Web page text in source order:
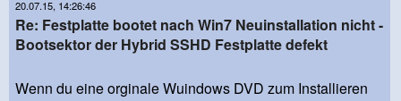
20.07.15, 14:26:46
Re: Festplatte bootet nach Win7 Neuinstallation nicht -
Bootsektor der Hybrid SSHD Festplatte defekt
Wenn du eine orginale Wuindows DVD zum Installieren